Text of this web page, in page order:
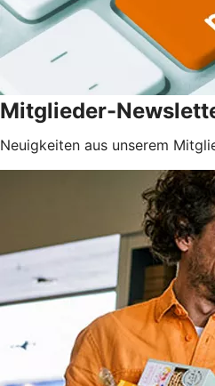
Mitglieder-
Neuigkeiten aus unserem